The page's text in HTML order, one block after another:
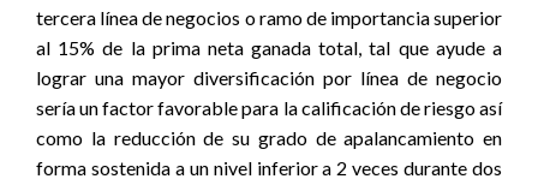
tercera línea de negocios o ramo de importancia superior
al 15% de la prima neta ganada total, tal que ayude a
lograr una mayor diversificación por línea de negocio
sería un factor favorable para la calificación de riesgo así
como la reducción de su grado de apalancamiento en
forma sostenida a un nivel inferior a 2 veces durante dos